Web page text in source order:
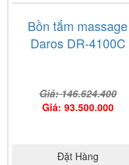
Bồn tắm massage
Daros DR-4100C
Giá: 146.624.400
Giá: 93.500.000
Đặt Hàng